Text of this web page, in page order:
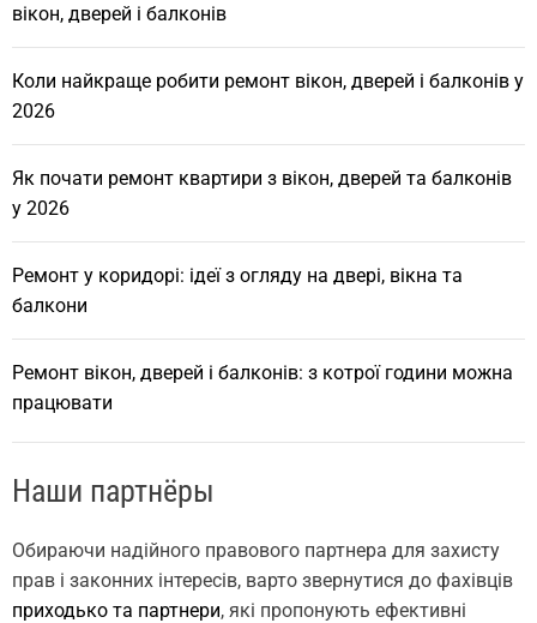
вікон, дверей і балконів
Коли найкраще робити ремонт вікон, дверей і балконів у
2026
Як почати ремонт квартири з вікон, дверей та балконів
у 2026
Ремонт у коридорі: ідеї з огляду на двері, вікна та
балкони
Ремонт вікон, дверей і балконів: з котрої години можна
працювати
Наши партнёры
Обираючи надійного правового партнера для захисту
прав і законних інтересів, варто звернутися до фахівців
приходько та партнери, які пропонують ефективні